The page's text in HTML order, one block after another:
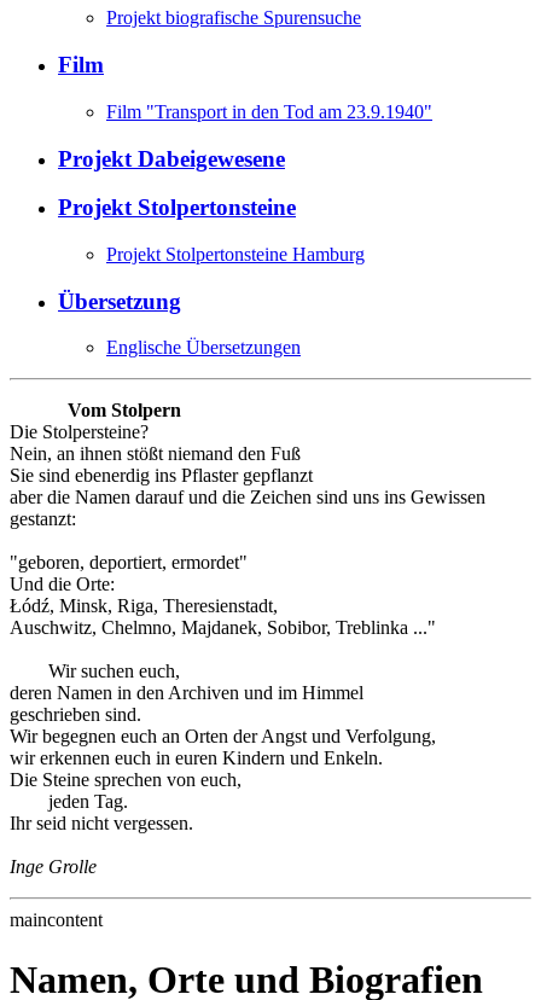
Projekt biografische Spurensuche
Film
Film "Transport in den Tod am 23.9.1940"
Projekt Dabeigewesene
Projekt Stolpertonsteine
Projekt Stolpertonsteine Hamburg
Übersetzung
Englische Übersetzungen
Vom Stolpern
Die Stolpersteine?
Nein, an ihnen stößt niemand den Fuß
Sie sind ebenerdig ins Pflaster gepflanzt
aber die Namen darauf und die Zeichen sind uns ins Gewissen
gestanzt:
"geboren, deportiert, ermordet"
Und die Orte:
Łódź, Minsk, Riga, Theresienstadt,
Auschwitz, Chelmno, Majdanek, Sobibor, Treblinka ..."
Wir suchen euch,
deren Namen in den Archiven und im Himmel
geschrieben sind.
Wir begegnen euch an Orten der Angst und Verfolgung,
wir erkennen euch in euren Kindern und Enkeln.
Die Steine sprechen von euch,
jeden Tag.
Ihr seid nicht vergessen.
Inge Grolle
maincontent
Namen, Orte und Biografien